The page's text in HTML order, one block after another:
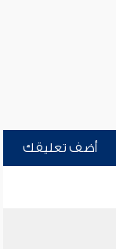
أضف تعليقك